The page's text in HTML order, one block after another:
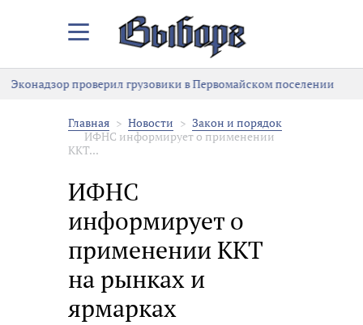
Закрыть/
меню
Эконадзор проверил грузовики в Первомайском поселении
Главная Новости
Закон и порядок
ИФНС информирует о применении
ККТ...
ИФНС
информирует о
применении ККТ
на рынках и
ярмарках